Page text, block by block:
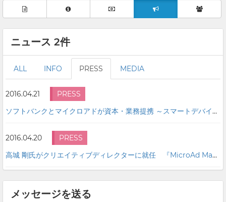
ニュース 2件
ALL INFO PRESS MEDIA
2016.04.21
PRESS
ソフトバンクとマイクロアドが資本・業務提携 ～スマートデバイス向け広告事業で協業～
2016.04.20
PRESS
高城 剛氏がクリエイティブディレクターに就任 『MicroAd Magic!』プロジェクト第一弾！光と音で空間をデザイン ドローンによる次世代サービス「Sky Magic」の提供開始
メッセージを送る